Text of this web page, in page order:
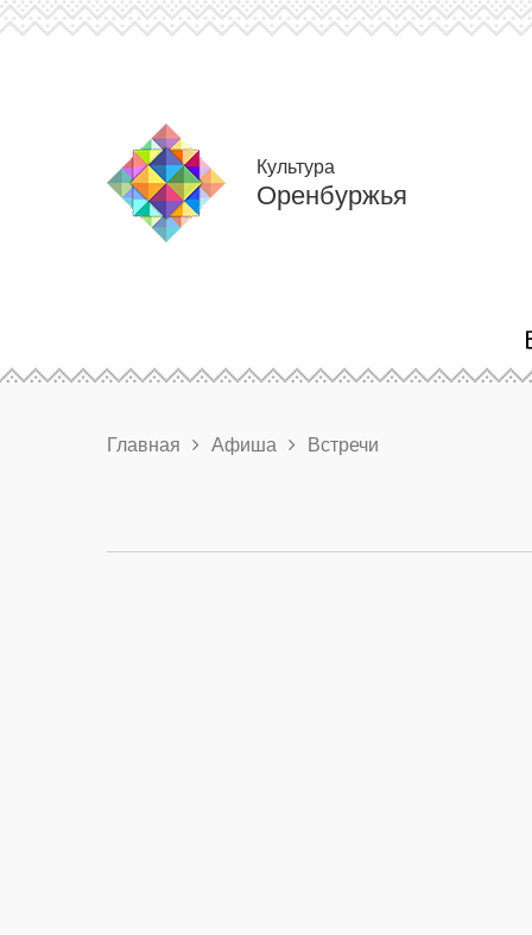
Культура
Оренбуржья
Главная Афиша Встречи